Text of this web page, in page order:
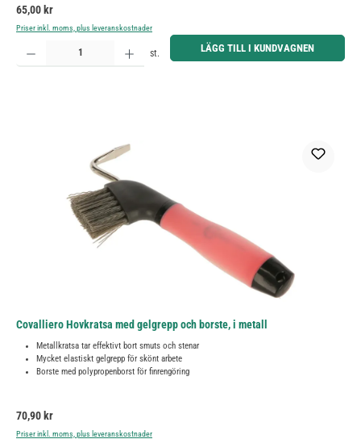
Ordinarie pris:
65,00 kr
Priser inkl. moms, plus leveranskostnader
Produktkvantitet: Ange önskat belopp eller använd knapparna för att öka eller minska kvantiteten.
st. LÄGG TILL I KUNDVAGNEN
Covalliero Hovkratsa med gelgrepp och borste, i metall
Metallkratsa tar effektivt bort smuts och stenar
Mycket elastiskt gelgrepp för skönt arbete
Borste med polypropenborst för finrengöring
Ordinarie pris:
70,90 kr
Priser inkl. moms, plus leveranskostnader